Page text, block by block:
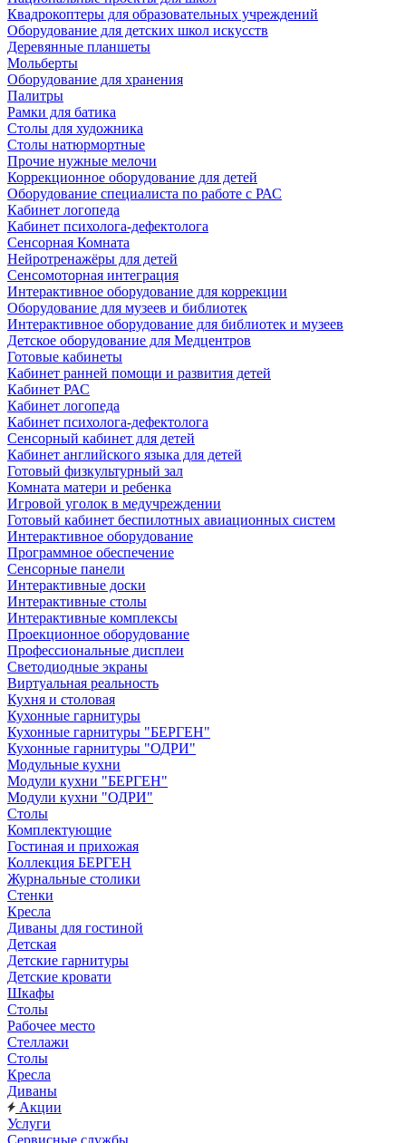
Квадрокоптеры для образовательных учреждений
Оборудование для детских школ искусств
Деревянные планшеты
Мольберты
Оборудование для хранения
Палитры
Рамки для батика
Столы для художника
Столы натюрмортные
Прочие нужные мелочи
Коррекционное оборудование для детей
Оборудование специалиста по работе с РАС
Кабинет логопеда
Кабинет психолога-дефектолога
Сенсорная Комната
Нейротренажёры для детей
Сенсомоторная интеграция
Интерактивное оборудование для коррекции
Оборудование для музеев и библиотек
Интерактивное оборудование для библиотек и музеев
Детское оборудование для Медцентров
Готовые кабинеты
Кабинет ранней помощи и развития детей
Кабинет РАС
Кабинет логопеда
Кабинет психолога-дефектолога
Сенсорный кабинет для детей
Кабинет английского языка для детей
Готовый физкультурный зал
Комната матери и ребенка
Игровой уголок в медучреждении
Готовый кабинет беспилотных авиационных систем
Интерактивное оборудование
Программное обеспечение
Сенсорные панели
Интерактивные доски
Интерактивные столы
Интерактивные комплексы
Проекционное оборудование
Профессиональные дисплеи
Светодиодные экраны
Виртуальная реальность
Кухня и столовая
Кухонные гарнитуры
Кухонные гарнитуры "БЕРГЕН"
Кухонные гарнитуры "ОДРИ"
Модульные кухни
Модули кухни "БЕРГЕН"
Модули кухни "ОДРИ"
Столы
Комплектующие
Гостиная и прихожая
Коллекция БЕРГЕН
Журнальные столики
Стенки
Кресла
Диваны для гостиной
Детская
Детские гарнитуры
Детские кровати
Шкафы
Столы
Рабочее место
Стеллажи
Столы
Кресла
Диваны
Акции
Услуги
Сервисные службы